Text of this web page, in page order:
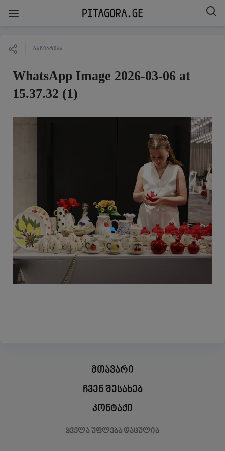
ᲒᲐᲖᲘᲐᲠᲔᲑᲐ
WhatsApp Image 2026-03-06 at
15.37.32 (1)
მთავარი
ჩვენ შესახებ
კონტაქი
ყველა უფლება დაცულია